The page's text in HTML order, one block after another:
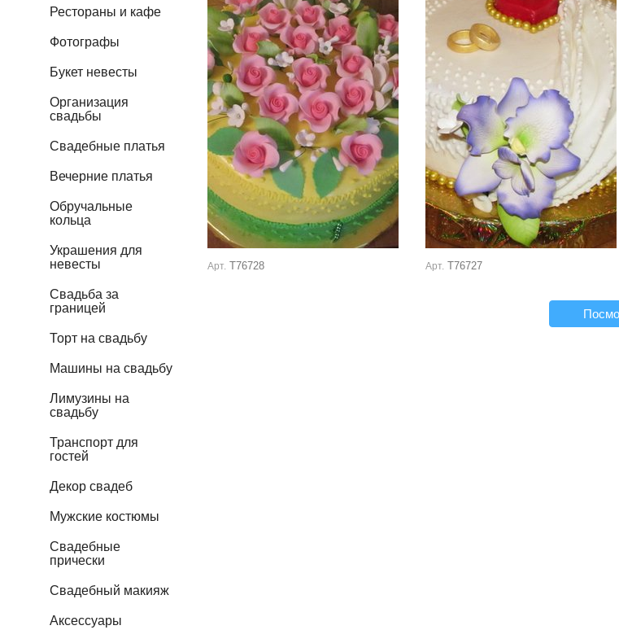
Рестораны и кафе
Фотографы
Букет невесты
Организация
свадьбы
Свадебные платья
Вечерние платья
Обручальные
кольца
Украшения для
невесты
Свадьба за
границей
Торт на свадьбу
Машины на свадьбу
Лимузины на
свадьбу
Транспорт для
гостей
Декор свадеб
Мужские костюмы
Свадебные
прически
Свадебный макияж
Аксессуары
Арт. Т76728 Арт. Т76727